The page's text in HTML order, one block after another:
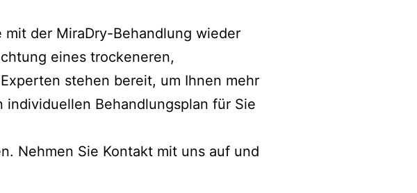
der MiraDry-Behandlung wieder
eines trockeneren,
stehen bereit, um Ihnen mehr
Behandlungsplan für Sie
Nehmen Sie Kontakt mit uns auf und